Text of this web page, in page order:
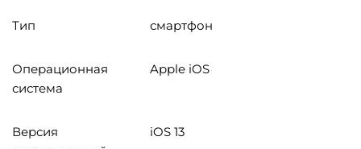
Тип смартфон
Операционная
система
Apple iOS
Версия
iOS 13